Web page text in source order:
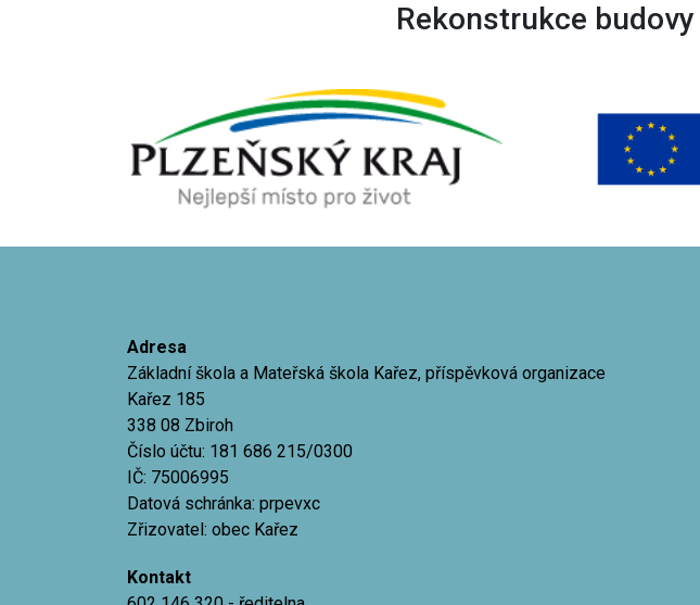
Rekonstrukce
Adresa
Základní škola a Mateřská škola Kařez, příspěvková organizace
Kařez 185
338 08 Zbiroh
Číslo účtu: 181 686 215/0300
IČ: 75006995
Datová schránka: prpevxc
Zřizovatel: obec Kařez
Kontakt